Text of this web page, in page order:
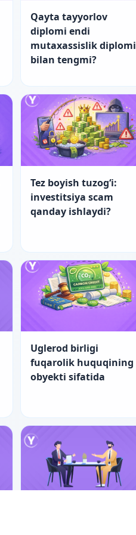
Qayta tayyorlov
diplomi endi
mutaxassislik diplomi
bilan tengmi?
Tez boyish tuzog‘i:
investitsiya scam
qanday ishlaydi?
Uglerod birligi
fuqarolik huquqining
obyekti sifatida